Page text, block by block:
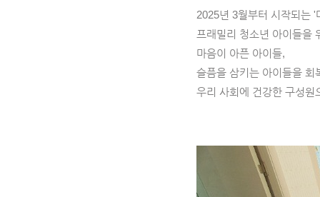
2025년 3월부터 시작되는 '
프래밀리 청소년 아이들을
마음이 아픈 아이들,
슬픔을 삼키는 아이들을 회
우리 사회에 건강한 구성원